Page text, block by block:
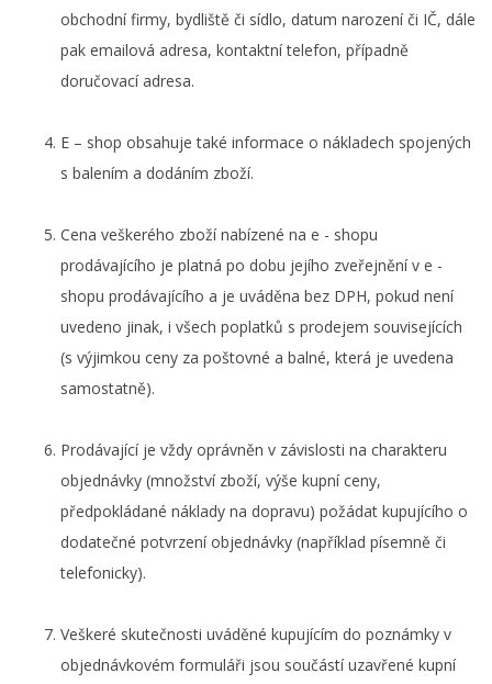
obchodní firmy, bydliště či sídlo, datum narození či IČ, dále
pak emailová adresa, kontaktní telefon, případně
doručovací adresa.
E – shop obsahuje také informace o nákladech spojených
s balením a dodáním zboží.
Cena veškerého zboží nabízené na e - shopu
prodávajícího je platná po dobu jejího zveřejnění v e -
shopu prodávajícího a je uváděna bez DPH, pokud není
uvedeno jinak, i všech poplatků s prodejem souvisejících
(s výjimkou ceny za poštovné a balné, která je uvedena
samostatně).
Prodávající je vždy oprávněn v závislosti na charakteru
objednávky (množství zboží, výše kupní ceny,
předpokládané náklady na dopravu) požádat kupujícího o
dodatečné potvrzení objednávky (například písemně či
telefonicky).
Veškeré skutečnosti uváděné kupujícím do poznámky v
objednávkovém formuláři jsou součástí uzavřené kupní